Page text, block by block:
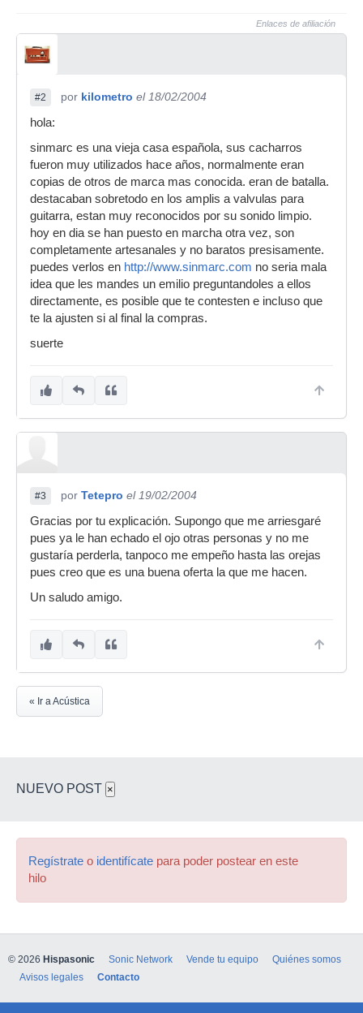
Enlaces de afiliación
#2 por kilometro el 18/02/2004
hola:
sinmarc es una vieja casa española, sus cacharros
fueron muy utilizados hace años, normalmente eran
copias de otros de marca mas conocida. eran de batalla.
destacaban sobretodo en los amplis a valvulas para
guitarra, estan muy reconocidos por su sonido limpio.
hoy en dia se han puesto en marcha otra vez, son
completamente artesanales y no baratos presisamente.
puedes verlos en http://www.sinmarc.com no seria mala
idea que les mandes un emilio preguntandoles a ellos
directamente, es posible que te contesten e incluso que
te la ajusten si al final la compras.
suerte
#3 por Tetepro el 19/02/2004
Gracias por tu explicación. Supongo que me arriesgaré
pues ya le han echado el ojo otras personas y no me
gustaría perderla, tanpoco me empeño hasta las orejas
pues creo que es una buena oferta la que me hacen.
Un saludo amigo.
« Ir a Acústica
NUEVO POST ×
Regístrate o identifícate para poder postear en este
hilo
© 2026 Hispasonic Sonic Network Vende tu equipo
Quiénes somos
Avisos legales
Contacto